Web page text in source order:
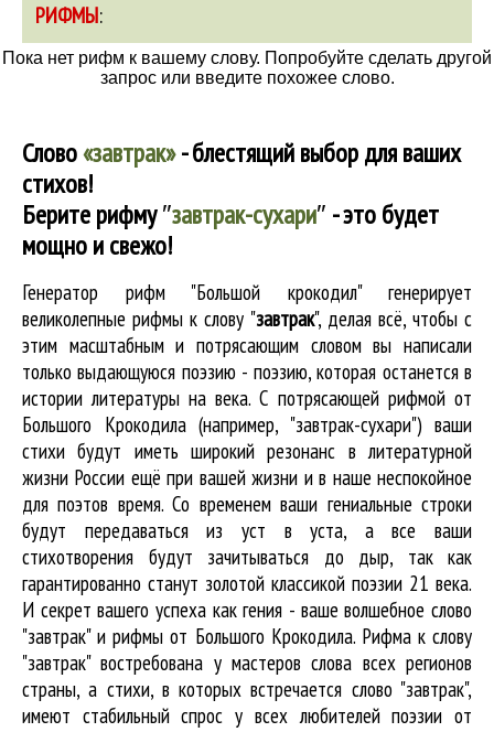
РИФМЫ:
Пока нет рифм к вашему слову. Попробуйте сделать другой
запрос или введите похожее слово.
Слово«завтрак»- блестящий выбор для ваших
стихов!
Берите рифму″завтрак-сухари″ - это будет
мощно и свежо!
Генератор рифм "Большой крокодил" генерирует
великолепныерифмы к слову "завтрак", делая всё, чтобы с
этим масштабным и потрясающим словом вы написали
только выдающуюся поэзию - поэзию, которая останется в
истории литературы на века. С потрясающей рифмой от
Большого Крокодила (например, "завтрак-сухари") ваши
стихи будут иметь широкий резонанс в литературной
жизни России ещё при вашей жизни и в наше неспокойное
для поэтов время. Со временем ваши гениальные строки
будут передаваться из уст в уста, а все ваши
стихотворения будут зачитываться до дыр, так как
гарантированно станут золотой классикой поэзии 21 века.
И секрет вашего успеха как гения - ваше волшебное слово
"завтрак" и рифмы от Большого Крокодила. Рифма к слову
"завтрак" востребована у мастеров слова всех регионов
страны, а стихи, в которых встречается слово "завтрак",
имеют стабильный спрос у всех любителей поэзии от